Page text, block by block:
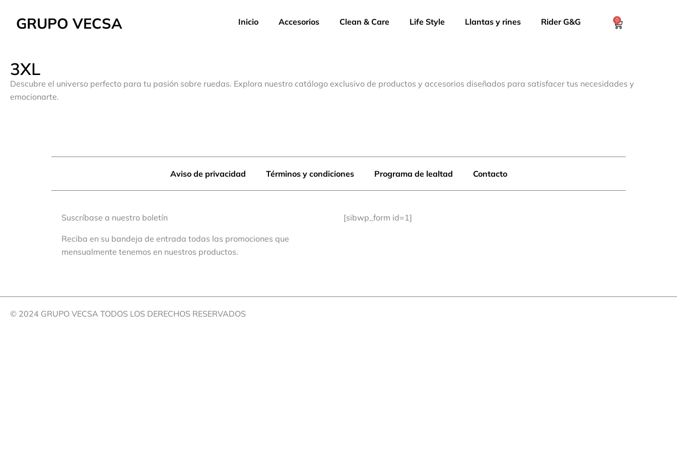
GRUPO VECSA Inicio Accesorios Clean & Care Life Style Llantas y rines Rider G&G 0
3XL
Descubre el universo perfecto para tu pasión sobre ruedas. Explora nuestro catálogo exclusivo de productos y accesorios diseñados para satisfacer tus necesidades y
emocionarte.
Aviso de privacidad Términos y condiciones Programa de lealtad Contacto
Suscríbase a nuestro boletín
Reciba en su bandeja de entrada todas las promociones que
mensualmente tenemos en nuestros productos.
[sibwp_form id=1]
© 2024 GRUPO VECSA TODOS LOS DERECHOS RESERVADOS